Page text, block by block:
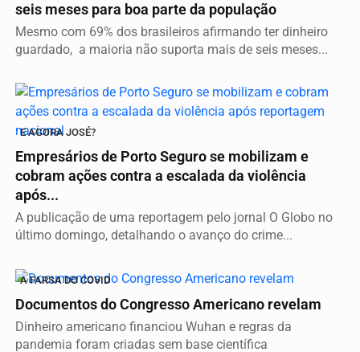
seis meses para boa parte da população
Mesmo com 69% dos brasileiros afirmando ter dinheiro
guardado, a maioria não suporta mais de seis meses...
E AGORA JOSÉ?
Empresários de Porto Seguro se mobilizam e
cobram ações contra a escalada da violência
após...
A publicação de uma reportagem pelo jornal O Globo no
último domingo, detalhando o avanço do crime...
A FARSA DO COVID
Documentos do Congresso Americano revelam
Dinheiro americano financiou Wuhan e regras da
pandemia foram criadas sem base científica